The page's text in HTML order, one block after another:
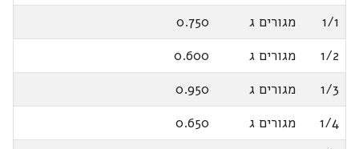
1/1
מגורים ג
0.750
1/2
מגורים ג
0.600
1/3
מגורים ג
0.950
1/4
מגורים ג
0.650